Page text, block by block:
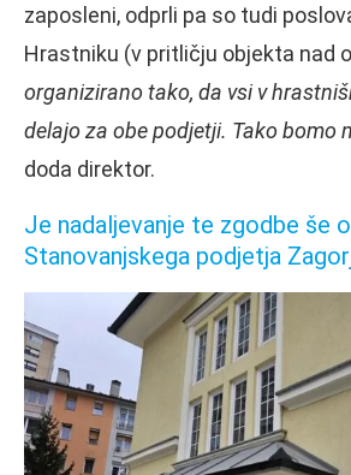
zaposleni, odprli pa so tudi
Hrastniku (v pritličju objekta nad
organizirano tako, da vsi v
delajo za obe podjetji. Tako bomo
doda direktor.
Je nadaljevanje te zgodbe še
Stanovanjskega podjetja